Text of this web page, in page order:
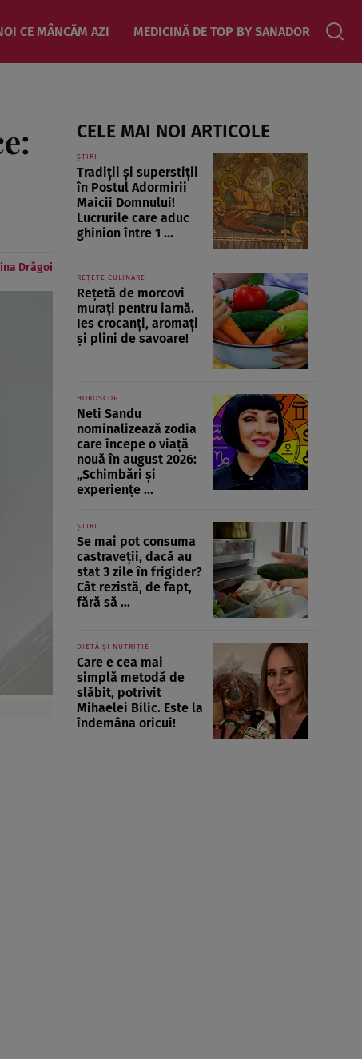
CE MÂNCĂM AZI MEDICINĂ DE TOP BY SANADOR
Drăgoi
CELE MAI NOI ARTICOLE
ȘTIRI
Tradiții și superstiții
în Postul Adormirii
Maicii Domnului!
Lucrurile care aduc
ghinion între 1 ...
REȚETE CULINARE
Rețetă de morcovi
murați pentru iarnă.
Ies crocanți, aromați
și plini de savoare!
HOROSCOP
Neti Sandu
nominalizează zodia
care începe o viață
nouă în august 2026:
„Schimbări și
experiențe ...
ȘTIRI
Se mai pot consuma
castraveții, dacă au
stat 3 zile în frigider?
Cât rezistă, de fapt,
fără să ...
DIETĂ ȘI NUTRIȚIE
Care e cea mai
simplă metodă de
slăbit, potrivit
Mihaelei Bilic. Este la
îndemâna oricui!